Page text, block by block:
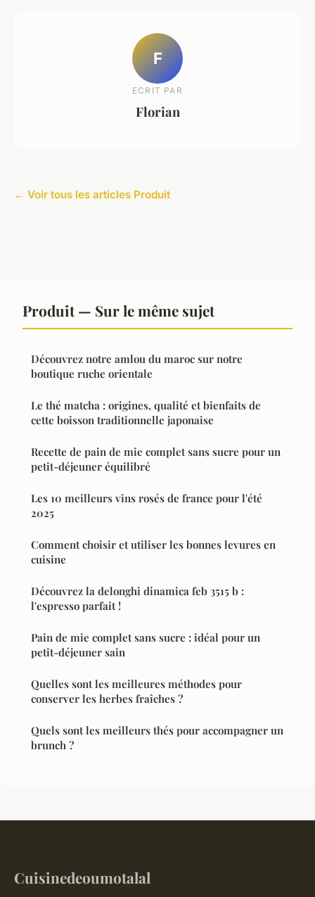
F
ECRIT PAR
Florian
← Voir tous les articles Produit
Produit — Sur le même sujet
Découvrez notre amlou du maroc sur notre
boutique ruche orientale
Le thé matcha : origines, qualité et bienfaits de
cette boisson traditionnelle japonaise
Recette de pain de mie complet sans sucre pour un
petit-déjeuner équilibré
Les 10 meilleurs vins rosés de france pour l'été
2025
Comment choisir et utiliser les bonnes levures en
cuisine
Découvrez la delonghi dinamica feb 3515 b :
l'espresso parfait !
Pain de mie complet sans sucre : idéal pour un
petit-déjeuner sain
Quelles sont les meilleures méthodes pour
conserver les herbes fraîches ?
Quels sont les meilleurs thés pour accompagner un
brunch ?
Cuisinedeoumotalal